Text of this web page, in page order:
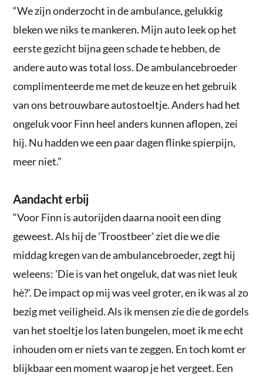
“We zijn onderzocht in de ambulance, gelukkig
bleken we niks te mankeren. Mijn auto leek op het
eerste gezicht bijna geen schade te hebben, de
andere auto was total loss. De ambulancebroeder
complimenteerde me met de keuze en het gebruik
van ons betrouwbare autostoeltje. Anders had het
ongeluk voor Finn heel anders kunnen aflopen, zei
hij. Nu hadden we een paar dagen flinke spierpijn,
meer niet.”
Aandacht erbij
“Voor Finn is autorijden daarna nooit een ding
geweest. Als hij de 'Troostbeer' ziet die we die
middag kregen van de ambulancebroeder, zegt hij
weleens: 'Die is van het ongeluk, dat was niet leuk
hè?'. De impact op mij was veel groter, en ik was al zo
bezig met veiligheid. Als ik mensen zie die de gordels
van het stoeltje los laten bungelen, moet ik me echt
inhouden om er niets van te zeggen. En toch komt er
blijkbaar een moment waarop je het vergeet. Een